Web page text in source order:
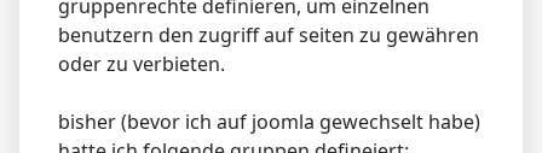
gruppenrechte definieren, um einzelnen
benutzern den zugriff auf seiten zu gewähren
oder zu verbieten.
bisher (bevor ich auf joomla gewechselt habe)